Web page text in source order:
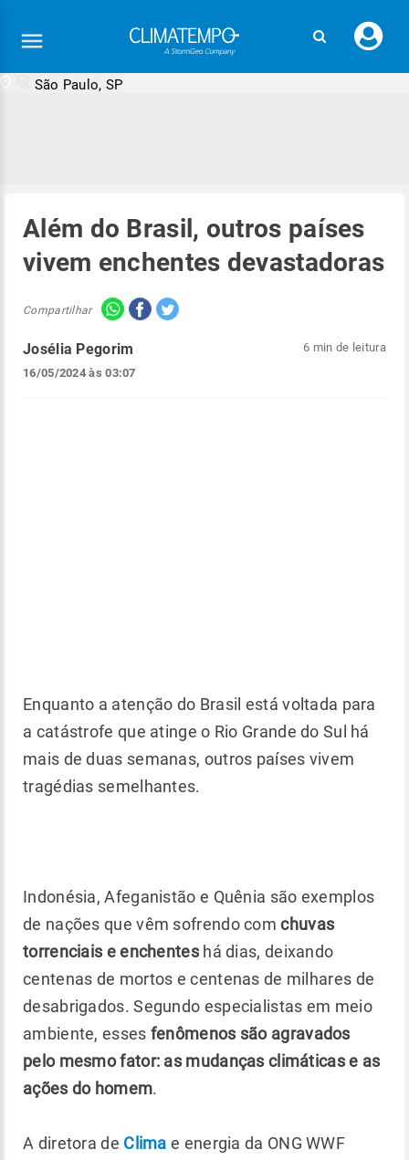
seu
São Paulo, SP
Além do Brasil, outros países
vivem enchentes devastadoras
Compartilhar
Josélia Pegorim
16/05/2024 às 03:07
6 min de leitura
Enquanto a atenção do Brasil está voltada para
a catástrofe que atinge o Rio Grande do Sul há
mais de duas semanas, outros países vivem
tragédias semelhantes.
Indonésia, Afeganistão e Quênia são exemplos
de nações que vêm sofrendo comchuvas
torrenciais e enchenteshá dias, deixando
centenas de mortos e centenas de milhares de
desabrigados. Segundo especialistas em meio
ambiente, esses fenômenos são agravados
pelo mesmo fator: as mudanças climáticas e as
ações do homem.
A diretora de Clima e energia da ONG WWF